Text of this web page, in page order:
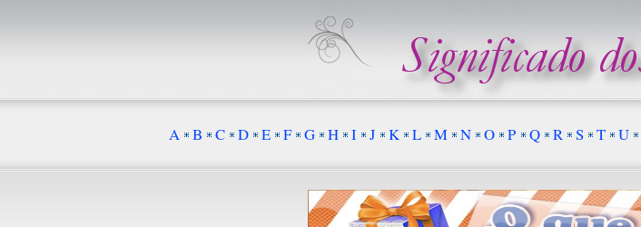
A B C D E F G H I J K L M N O P Q R S T U